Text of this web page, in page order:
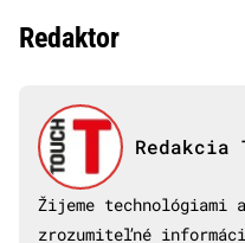
Redaktor
Redakcia
Žijeme technológiami
zrozumiteľné